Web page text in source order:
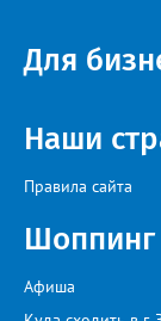
Для
Наши
Правила сайта
Шоппинг
Афиша